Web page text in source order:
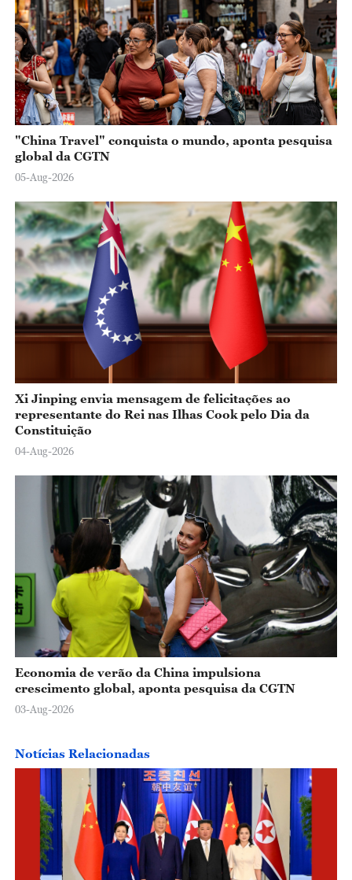
"China Travel" conquista o mundo, aponta pesquisa
global da CGTN
05-Aug-2026
Xi Jinping envia mensagem de felicitações ao
representante do Rei nas Ilhas Cook pelo Dia da
Constituição
04-Aug-2026
Economia de verão da China impulsiona
crescimento global, aponta pesquisa da CGTN
03-Aug-2026
Notícias Relacionadas